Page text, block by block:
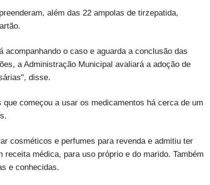
além das 22 ampolas de tirzepatida,
o caso e aguarda a conclusão das
a Administração Municipal avaliará a adoção de
disse.
começou a usar os medicamentos há cerca de um
cosméticos e perfumes para revenda e admitiu ter
médica, para uso próprio e do marido. Também
e conhecidas.